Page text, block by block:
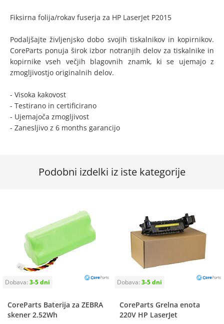
Fiksirna folija/rokav fuserja za HP LaserJet P2015
Podaljšajte življenjsko dobo svojih tiskalnikov in kopirnikov.
CoreParts ponuja širok izbor notranjih delov za tiskalnike in
kopirnike vseh večjih blagovnih znamk, ki se ujemajo z
zmogljivostjo originalnih delov.
- Visoka kakovost
- Testirano in certificirano
- Ujemajoča zmogljivost
- Zanesljivo z 6 months garancijo
Podobni izdelki iz iste kategorije
CoreParts Baterija za ZEBRA
skener 2.52Wh
CoreParts Grelna enota
220V HP LaserJet